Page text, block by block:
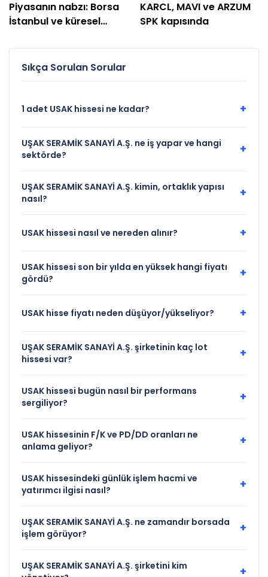
Piyasanın nabzı: Borsa
İstanbul ve küresel
başlarken (7 Ağustos)
KARCL, MAVI ve ARZUM
SPK kapısında
Sıkça Sorulan Sorular
1 adet USAK hissesi ne kadar? +
UŞAK SERAMİK SANAYİ A.Ş. ne iş yapar ve hangi
sektörde?
+
UŞAK SERAMİK SANAYİ A.Ş. kimin, ortaklık yapısı
nasıl?
+
USAK hissesi nasıl ve nereden alınır? +
USAK hissesi son bir yılda en yüksek hangi fiyatı
gördü?
+
USAK hisse fiyatı neden düşüyor/yükseliyor? +
UŞAK SERAMİK SANAYİ A.Ş. şirketinin kaç lot
hissesi var?
+
USAK hissesi bugün nasıl bir performans
sergiliyor?
+
USAK hissesinin F/K ve PD/DD oranları ne
anlama geliyor?
+
USAK hissesindeki günlük işlem hacmi ve
yatırımcı ilgisi nasıl?
+
UŞAK SERAMİK SANAYİ A.Ş. ne zamandır borsada
işlem görüyor?
+
UŞAK SERAMİK SANAYİ A.Ş. şirketini kim
+